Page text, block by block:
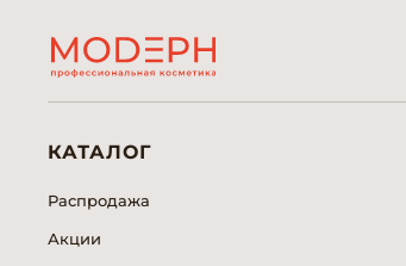
КАТАЛОГ
Распродажа
Акции